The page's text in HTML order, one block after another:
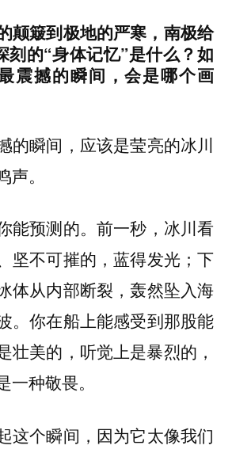
颠簸到极地的严寒，南极给
刻的“身体记忆”是什么？如
震撼的瞬间，会是哪个画
的瞬间，应该是莹亮的冰川
。
能预测的。前一秒，冰川看
坚不可摧的，蓝得发光；下
体从内部断裂，轰然坠入海
。你在船上能感受到那股能
美的，听觉上是暴烈的，
种敬畏。
这个瞬间，因为它太像我们